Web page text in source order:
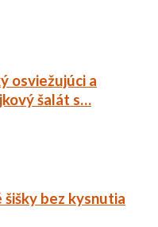
osviežujúci a
šalát s…
bez kysnutia